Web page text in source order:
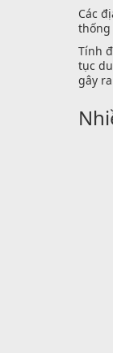
Các
thống
Tính
tục
gây